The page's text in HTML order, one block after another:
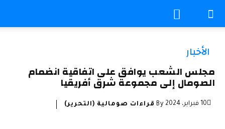
الأخبار
مجلس الشعب يوافق على اتفاقية انضمام
الصومال إلى مجموعة شرق أفريقيا
10 فبراير، 2024 By قراءات صومالية (التحرير)